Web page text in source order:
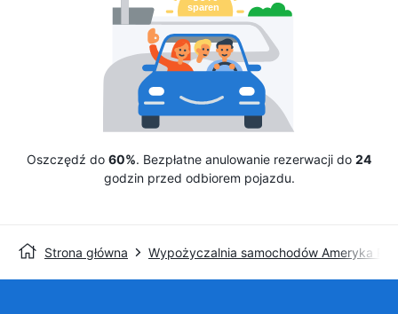
Oszczędź do 60%. Bezpłatne anulowanie rezerwacji do 24
godzin przed odbiorem pojazdu.
Strona główna Wypożyczalnia samochodów Ameryka